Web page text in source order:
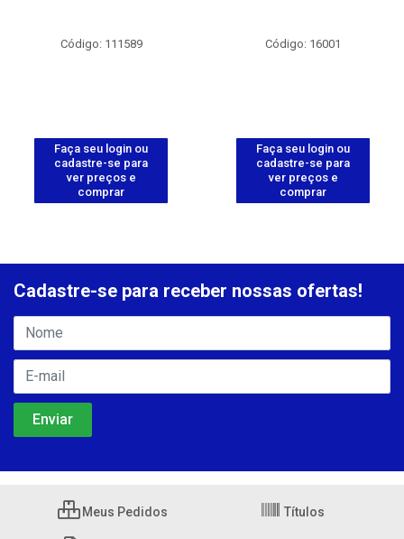
Código: 111589
Faça seu login ou
cadastre-se para
ver preços e
comprar
Código: 16001
Faça seu login ou
cadastre-se para
ver preços e
comprar
Cadastre-se para receber nossas ofertas!
Meus Pedidos Títulos